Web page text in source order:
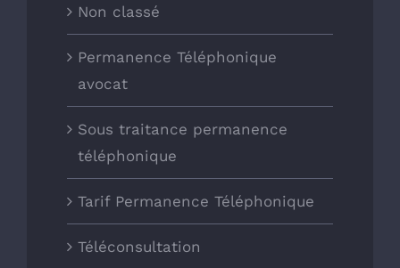
Non classé
Permanence Téléphonique
avocat
Sous traitance permanence
téléphonique
Tarif Permanence Téléphonique
Téléconsultation